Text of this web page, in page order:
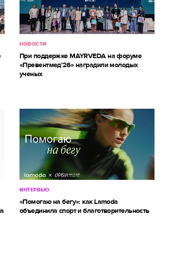
НОВОСТИ
При поддержке MAYRVEDA на форуме
«Превентмед’26» наградили молодых
ученых
ИНТЕРВЬЮ
«Помогаю на бегу»: как Lamoda
объединила спорт и благотворительность